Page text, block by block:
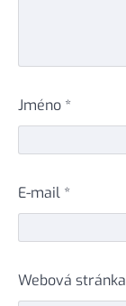
Jméno *
E-mail *
Webová stránka